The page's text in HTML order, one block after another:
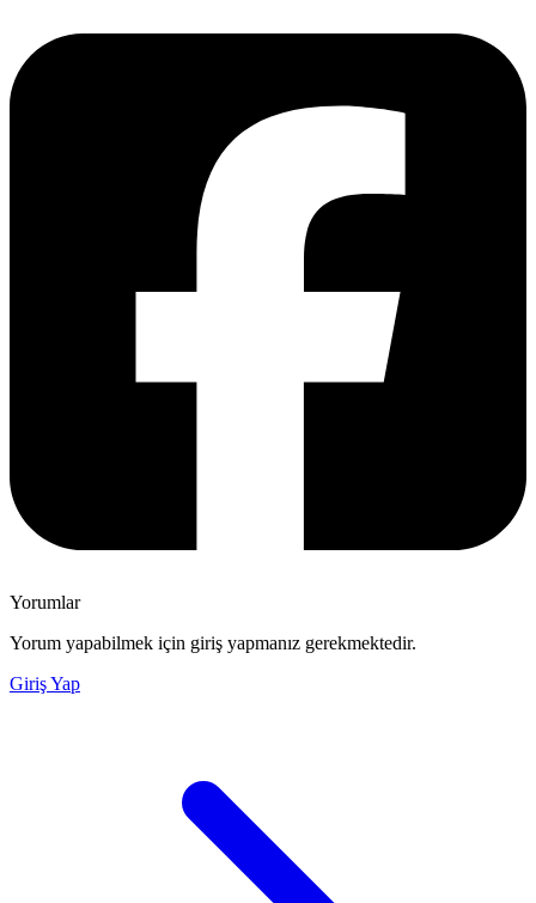
Yorumlar
Yorum yapabilmek için giriş yapmanız gerekmektedir.
Giriş Yap